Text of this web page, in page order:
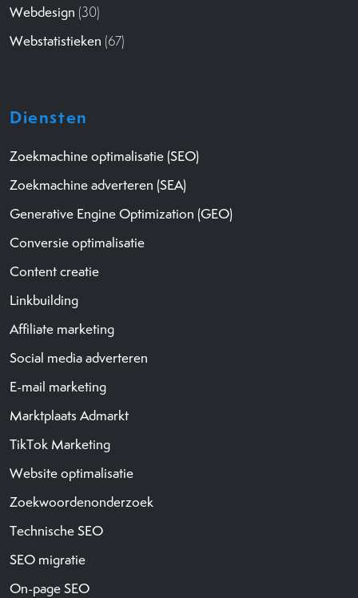
Webdesign (30)
Webstatistieken (67)
Diensten
Zoekmachine optimalisatie (SEO)
Zoekmachine adverteren (SEA)
Generative Engine Optimization (GEO)
Conversie optimalisatie
Content creatie
Linkbuilding
Affiliate marketing
Social media adverteren
E-mail marketing
Marktplaats Admarkt
TikTok Marketing
Website optimalisatie
Zoekwoordenonderzoek
Technische SEO
SEO migratie
On-page SEO